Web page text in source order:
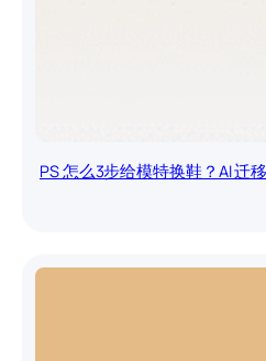
PS 怎么3步给模特换鞋？AI 迁